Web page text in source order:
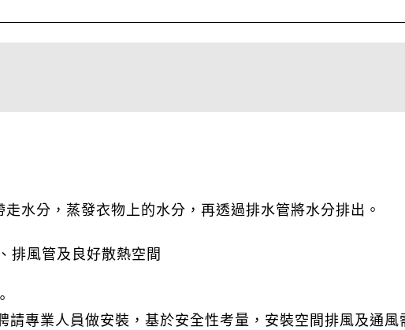
水分，蒸發衣物上的水分，再透過排水管將水分排出。
風管及良好散熱空間
專業人員做安裝，基於安全性考量，安裝空間排風及通風